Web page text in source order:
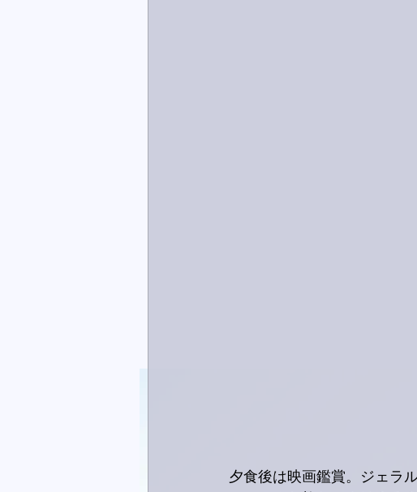
夕食後は映画鑑賞。ジェラ